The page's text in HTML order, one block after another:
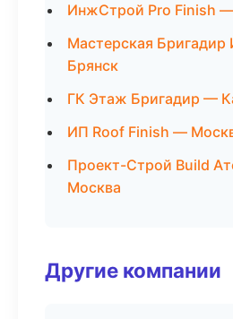
ИнжСтрой Pro Finish —
Мастерская
Брянск
ГК Этаж Бригадир —
ИП Roof Finish —
Проект-Строй Build
Москва
Другие компании